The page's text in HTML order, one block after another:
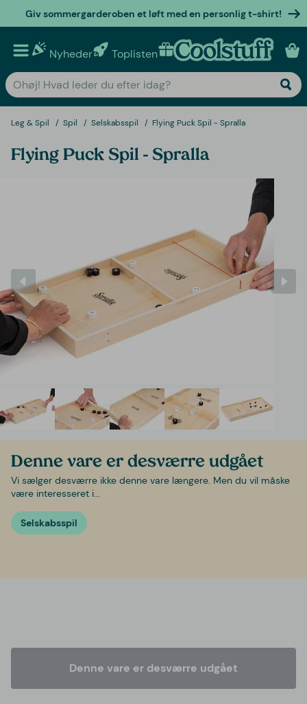
Giv sommergarderoben et løft med en personlig t-shirt!
Nyheder Toplisten Personlige gaver
Leg & Spil Spil Selskabsspil Flying Puck Spil - Spralla
Flying Puck Spil - Spralla
Denne vare er desværre udgået
Vi sælger desværre ikke denne vare længere. Men du vil måske
være interesseret i...
Selskabsspil
Denne vare er desværre udgået